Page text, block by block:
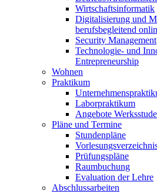
Wirtschaftsinformatik
Digitalisierung und
berufsbegleitend
Security Management
Technologie- und
Entrepreneurship
Wohnen
Praktikum
Laborpraktikum
Angebote
Pläne und Termine
Stundenpläne
Prüfungspläne
Raumbuchung
Evaluation der Lehre
Abschlussarbeiten